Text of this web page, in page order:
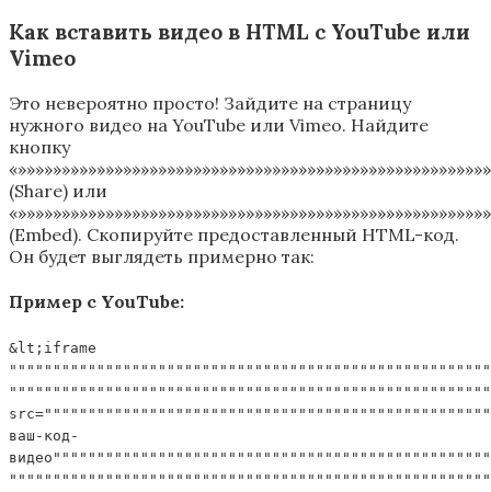
Как вставить видео в HTML с YouTube или
Vimeo
Это невероятно просто! Зайдите на страницу
нужного видео на YouTube или Vimeo. Найдите
кнопку
(Share) или
(Embed). Скопируйте предоставленный HTML-код.
Он будет выглядеть примерно так:
Пример с YouTube:
&lt;iframe
ваш-код-